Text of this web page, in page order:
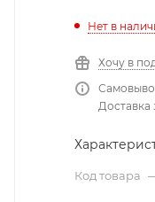
Нет в
Хочу в
Доставка
Код товара